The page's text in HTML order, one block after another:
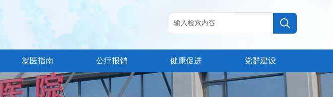
就医指南 公疗报销 健康促进 党群建设